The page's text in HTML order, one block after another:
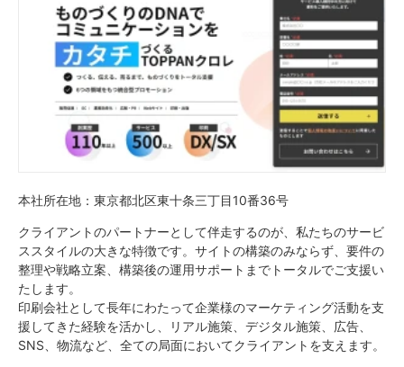
本社所在地：東京都北区東十条三丁目10番36号
クライアントのパートナーとして伴走するのが、私たちのサービ
ススタイルの大きな特徴です。サイトの構築のみならず、要件の
整理や戦略立案、構築後の運用サポートまでトータルでご支援い
たします。
印刷会社として長年にわたって企業様のマーケティング活動を支
援してきた経験を活かし、リアル施策、デジタル施策、広告、
SNS、物流など、全ての局面においてクライアントを支えます。